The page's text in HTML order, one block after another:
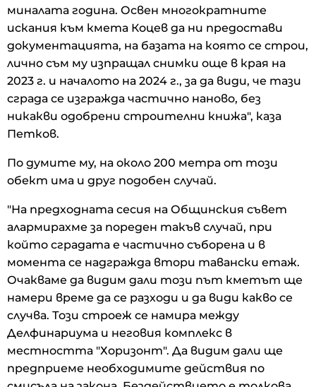
миналата година. Освен многократните
искания към кмета Коцев да ни предостави
документацията, на базата на която се строи,
лично съм му изпращал снимки още в края на
2023 г. и началото на 2024 г., за да види, че тази
сграда се изгражда частично наново, без
никакви одобрени строителни книжа", каза
Петков.
По думите му, на около 200 метра от този
обект има и друг подобен случай.
"На предходната сесия на Общинския съвет
алармирахме за пореден такъв случай, при
който сградата е частично съборена и в
момента се надгражда втори тавански етаж.
Очакваме да видим дали този път кметът ще
намери време да се разходи и да види какво се
случва. Този строеж се намира между
Делфинариума и неговия комплекс в
местността "Хоризонт". Да видим дали ще
предприеме необходимите действия по